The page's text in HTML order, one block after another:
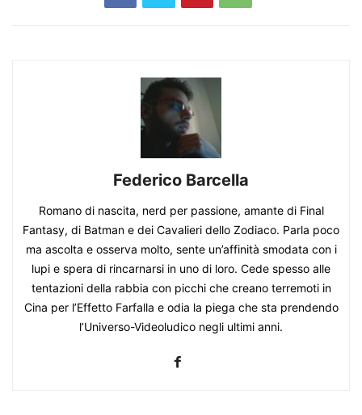
Federico Barcella
Romano di nascita, nerd per passione, amante di Final
Fantasy, di Batman e dei Cavalieri dello Zodiaco. Parla poco
ma ascolta e osserva molto, sente un’affinità smodata con i
lupi e spera di rincarnarsi in uno di loro. Cede spesso alle
tentazioni della rabbia con picchi che creano terremoti in
Cina per l’Effetto Farfalla e odia la piega che sta prendendo
l’Universo-Videoludico negli ultimi anni.